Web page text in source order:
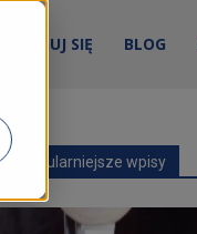
ZALOGUJ SIĘ BLOG
wpisy